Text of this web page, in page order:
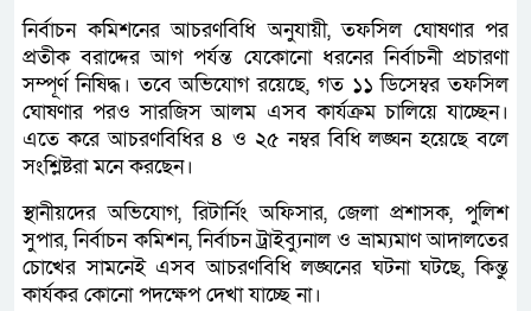
নির্বাচন কমিশনের আচরণবিধি অনুযায়ী, তফসিল ঘোষণার পর
প্রতীক বরাদ্দের আগ পর্যন্ত যেকোনো ধরনের নির্বাচনী প্রচারণা
সম্পূর্ণ নিষিদ্ধ। তবে অভিযোগ রয়েছে, গত ১১ ডিসেম্বর তফসিল
ঘোষণার পরও সারজিস আলম এসব কার্যক্রম চালিয়ে যাচ্ছেন।
এতে করে আচরণবিধির ৪ ও ২৫ নম্বর বিধি লঙ্ঘন হয়েছে বলে
সংশ্লিষ্টরা মনে করছেন।
স্থানীয়দের অভিযোগ, রিটার্নিং অফিসার, জেলা প্রশাসক, পুলিশ
সুপার, নির্বাচন কমিশন, নির্বাচন ট্রাইব্যুনাল ও ভ্রাম্যমাণ আদালতের
চোখের সামনেই এসব আচরণবিধি লঙ্ঘনের ঘটনা ঘটছে, কিন্তু
কার্যকর কোনো পদক্ষেপ দেখা যাচ্ছে না।